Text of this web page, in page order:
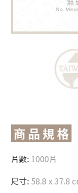
商 品 規 格
片數: 1000片
尺寸: 58.8 x 37.8